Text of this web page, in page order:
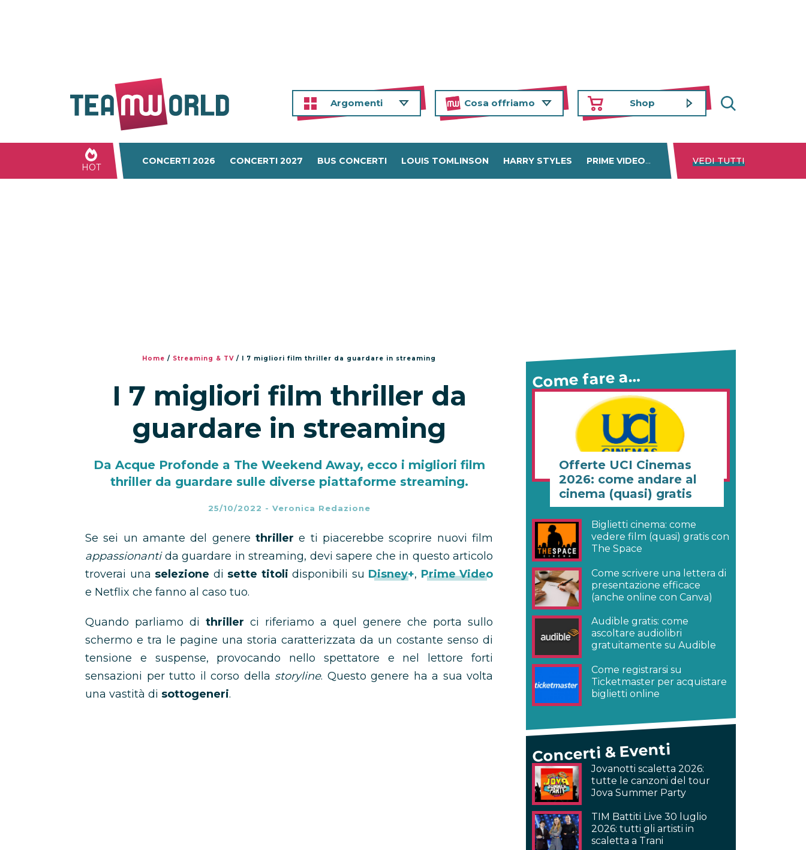
Argomenti Cosa offriamo Shop
HOT
CONCERTI 2026 CONCERTI 2027 BUS CONCERTI LOUIS TOMLINSON HARRY STYLES PRIME VIDEO DISNEY+ NETFLIX
VEDI TUTTI
Home / Streaming & TV / I 7 migliori film thriller da guardare in streaming
I 7 migliori film thriller da
guardare in streaming
Da Acque Profonde a The Weekend Away, ecco i migliori film
thriller da guardare sulle diverse piattaforme streaming.
25/10/2022 - Veronica Redazione
Se sei un amante del genere thrillere ti piacerebbe scoprire nuovi film
appassionantida guardare in streaming, devi sapere che in questo articolo
troverai una selezione di sette titoli disponibili su Disney+, Prime Video
e Netflix che fanno al caso tuo.
Quando parliamo di thriller ci riferiamo a quel genere che porta sullo
schermo e tra le pagine una storia caratterizzata da un costante senso di
tensione e suspense, provocando nello spettatore e nel lettore forti
sensazioni per tutto il corso della storyline. Questo genere ha a sua volta
una vastità di sottogeneri.
Come fare a…
Offerte UCI Cinemas
2026: come andare al
cinema (quasi) gratis
Biglietti cinema: come
vedere film (quasi) gratis con
The Space
Come scrivere una lettera di
presentazione efficace
(anche online con Canva)
Audible gratis: come
ascoltare audiolibri
gratuitamente su Audible
Come registrarsi su
Ticketmaster per acquistare
biglietti online
Concerti & Eventi
Jovanotti scaletta 2026:
tutte le canzoni del tour
Jova Summer Party
TIM Battiti Live 30 luglio
2026: tutti gli artisti in
scaletta a Trani